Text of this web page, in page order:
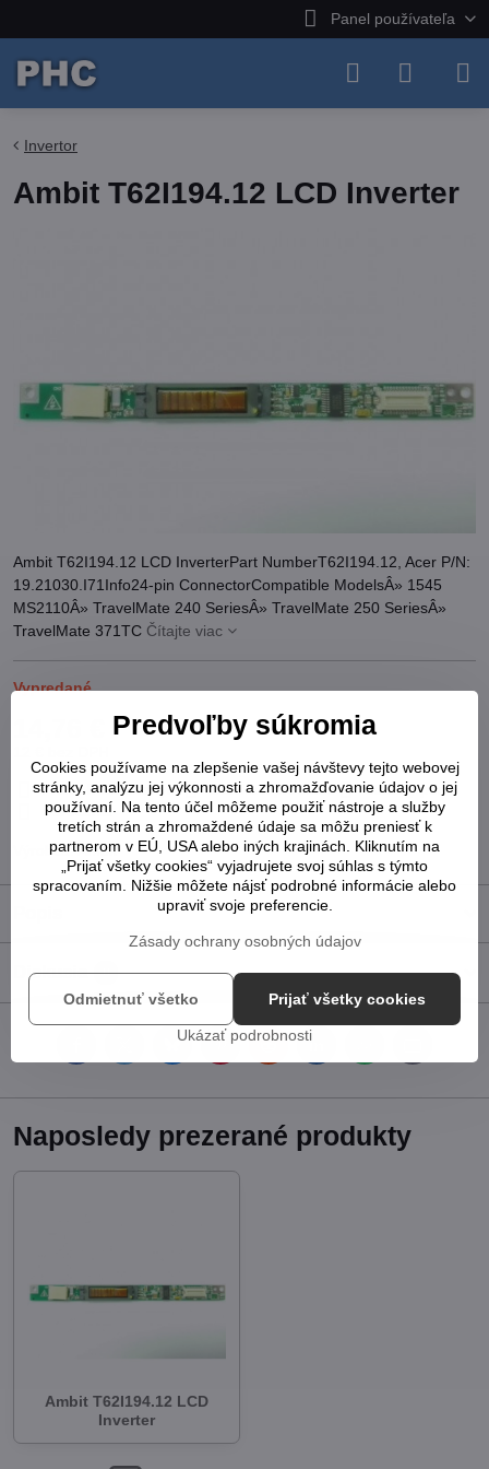
Panel používateľa
Invertor
Ambit T62I194.12 LCD Inverter
Ambit T62I194.12 LCD InverterPart NumberT62I194.12, Acer P/N:
19.21030.I71Info24-pin ConnectorCompatible ModelsÂ» 1545
MS2110Â» TravelMate 240 SeriesÂ» TravelMate 250 SeriesÂ»
TravelMate 371TC Čítajte viac
Vypredané
Pridať k Obľúbeným Otázka k produktu
Strážny pes
Doručenia
Výrobca:Ambit
Diskusia 0
mail
Naposledy prezerané produkty
Ambit T62I194.12 LCD
Inverter
Predvoľby súkromia
Cookies používame na zlepšenie vašej návštevy tejto webovej
stránky, analýzu jej výkonnosti a zhromažďovanie údajov o jej
používaní. Na tento účel môžeme použiť nástroje a služby
tretích strán a zhromaždené údaje sa môžu preniesť k
partnerom v EÚ, USA alebo iných krajinách. Kliknutím na
„Prijať všetky cookies“ vyjadrujete svoj súhlas s týmto
spracovaním. Nižšie môžete nájsť podrobné informácie alebo
upraviť svoje preferencie.
Zásady ochrany osobných údajov
Ukázať podrobnosti
Prijať všetky cookies
Odmietnuť všetko